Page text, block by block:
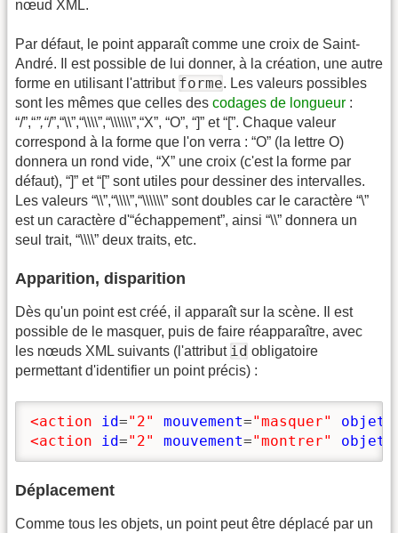
nœud XML.
Par défaut, le point apparaît comme une croix de Saint-
André. Il est possible de lui donner, à la création, une autre
forme en utilisant l'attribut forme. Les valeurs possibles
sont les mêmes que celles des codages de longueur :
“/”,“”,“/”,“\\”,“\\\\”,“\\\\\\”,“X”, “O”, “]” et “[”. Chaque valeur
correspond à la forme que l'on verra : “O” (la lettre O)
donnera un rond vide, “X” une croix (c'est la forme par
défaut), “]” et “[” sont utiles pour dessiner des intervalles.
Les valeurs “\\”,“\\\\”,“\\\\\\” sont doubles car le caractère “\”
est un caractère d'“échappement”, ainsi “\\” donnera un
seul trait, “\\\\” deux traits, etc.
Apparition, disparition
Dès qu'un point est créé, il apparaît sur la scène. Il est
possible de le masquer, puis de faire réapparaître, avec
les nœuds XML suivants (l'attribut id obligatoire
permettant d'identifier un point précis) :
<action id="2" mouvement="masquer" objet
<action
id="2" mouvement="montrer" objet
Déplacement
Comme tous les objets, un point peut être déplacé par un